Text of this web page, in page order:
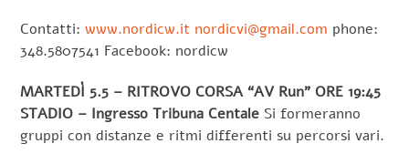
Contatti:www.nordicw.it nordicvi@gmail.com phone:
348.5807541 Facebook: nordicw
MARTEDÌ 5.5 – RITROVO CORSA “AV Run” ORE 19:45
STADIO – Ingresso Tribuna Centale Si formeranno
gruppi con distanze e ritmi differenti su percorsi vari.